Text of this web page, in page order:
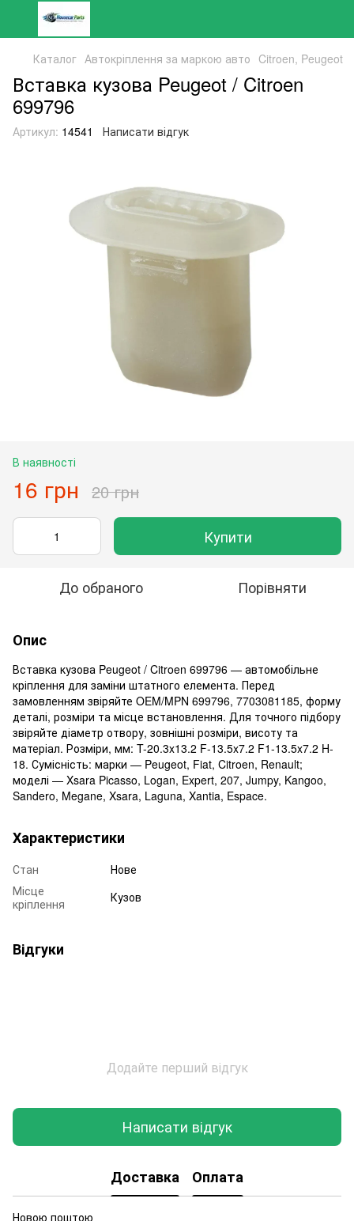
Каталог Автокріплення за маркою авто Citroen, Peugeot
Вставка кузова Peugeot / Citroen
699796
Артикул: 14541 Написати відгук
В наявності
16 грн 20 грн
Купити
До обраного Порівняти
Опис
Вставка кузова Peugeot / Citroen 699796 — автомобільне
кріплення для заміни штатного елемента. Перед
замовленням звіряйте OEM/MPN 699796, 7703081185, форму
деталі, розміри та місце встановлення. Для точного підбору
звіряйте діаметр отвору, зовнішні розміри, висоту та
матеріал. Розміри, мм: T-20.3x13.2 F-13.5x7.2 F1-13.5x7.2 H-
18. Сумісність: марки — Peugeot, Fiat, Citroen, Renault;
моделі — Xsara Picasso, Logan, Expert, 207, Jumpy, Kangoo,
Sandero, Megane, Xsara, Laguna, Xantia, Espace.
Характеристики
Стан
Нове
Місце
кріплення
Кузов
Відгуки
Додайте перший відгук
Написати відгук
Доставка Оплата
Новою поштою